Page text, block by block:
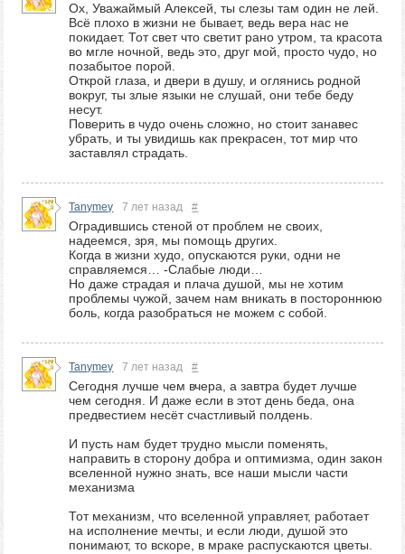
Ох, Уважаймый Алексей, ты слезы там один не лей.
Всё плохо в жизни не бывает, ведь вера нас не
покидает. Тот свет что светит рано утром, та красота
во мгле ночной, ведь это, друг мой, просто чудо, но
позабытое порой.
Открой глаза, и двери в душу, и оглянись родной
вокруг, ты злые языки не слушай, они тебе беду
несут.
Поверить в чудо очень сложно, но стоит занавес
убрать, и ты увидишь как прекрасен, тот мир что
заставлял страдать.
Tanymey 7 лет назад #
Оградившись стеной от проблем не своих,
надеемся, зря, мы помощь других.
Когда в жизни худо, опускаются руки, одни не
справляемся… -Слабые люди…
Но даже страдая и плача душой, мы не хотим
проблемы чужой, зачем нам вникать в постороннюю
боль, когда разобраться не можем с собой.
Tanymey 7 лет назад #
Сегодня лучше чем вчера, а завтра будет лучше
чем сегодня. И даже если в этот день беда, она
предвестием несёт счастливый полдень.
И пусть нам будет трудно мысли поменять,
направить в сторону добра и оптимизма, один закон
вселенной нужно знать, все наши мысли части
механизма
Тот механизм, что вселенной управляет, работает
на исполнение мечты, и если люди, душой это
понимают, то вскоре, в мраке распускаются цветы.